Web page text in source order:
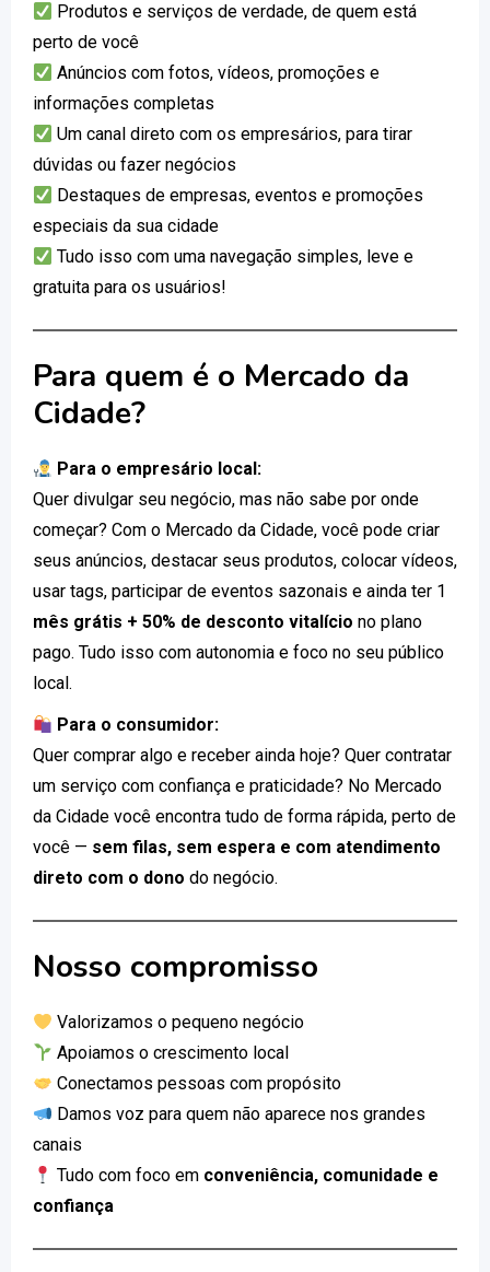
Produtos e serviços de verdade, de quem está
perto de você
Anúncios com fotos, vídeos, promoções e
informações completas
Um canal direto com os empresários, para tirar
dúvidas ou fazer negócios
Destaques de empresas, eventos e promoções
especiais da sua cidade
Tudo isso com uma navegação simples, leve e
gratuita para os usuários!
Para quem é o Mercado da
Cidade?
Para o empresário local:
Quer divulgar seu negócio, mas não sabe por onde
começar? Com o Mercado da Cidade, você pode criar
seus anúncios, destacar seus produtos, colocar vídeos,
usar tags, participar de eventos sazonais e ainda ter 1
mês grátis + 50% de desconto vitalício no plano
pago. Tudo isso com autonomia e foco no seu público
local.
Para o consumidor:
Quer comprar algo e receber ainda hoje? Quer contratar
um serviço com confiança e praticidade? No Mercado
da Cidade você encontra tudo de forma rápida, perto de
você — sem filas, sem espera e com atendimento
direto com o dono do negócio.
Nosso compromisso
Valorizamos o pequeno negócio
Apoiamos o crescimento local
Conectamos pessoas com propósito
Damos voz para quem não aparece nos grandes
canais
Tudo com foco em conveniência, comunidade e
confiança